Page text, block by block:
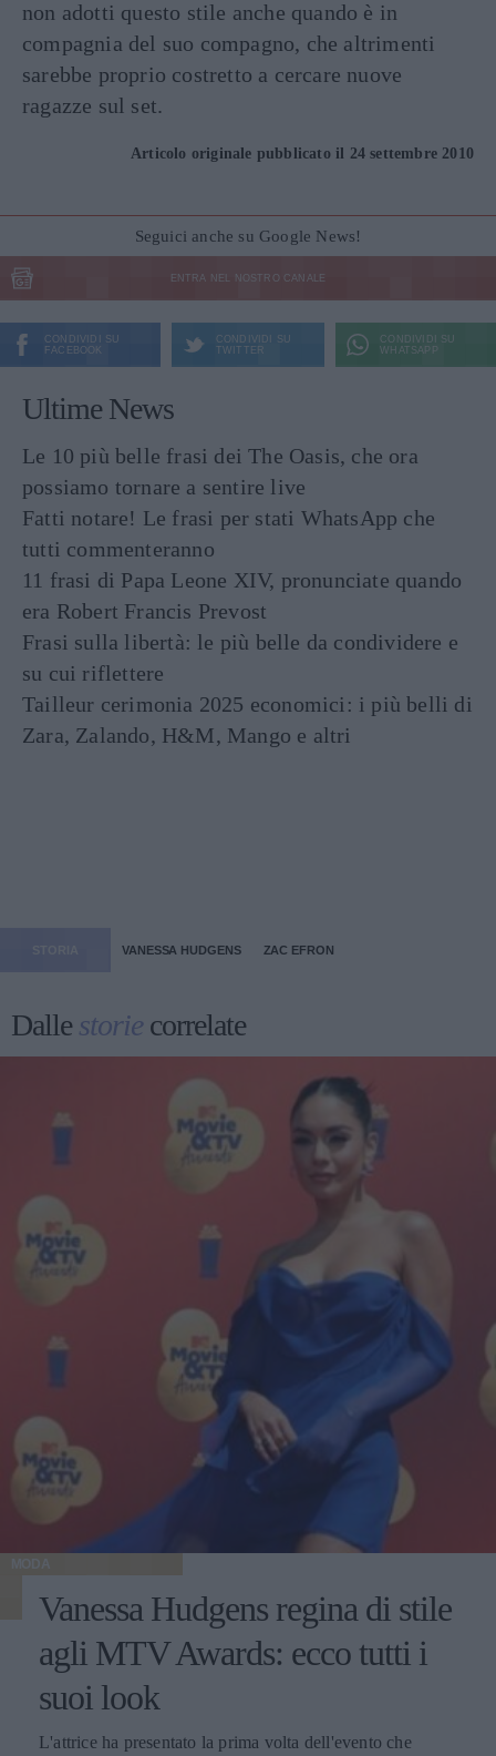
non adotti questo stile anche quando è in
compagnia del suo compagno, che altrimenti
sarebbe proprio costretto a cercare nuove
ragazze sul set.
Articolo originale pubblicato il 24 settembre 2010
Seguici anche su Google News!
ENTRA NEL NOSTRO CANALE
CONDIVIDI SU
FACEBOOK
CONDIVIDI SU
TWITTER
CONDIVIDI SU
WHATSAPP
Ultime News
Le 10 più belle frasi dei The Oasis, che ora
possiamo tornare a sentire live
Fatti notare! Le frasi per stati WhatsApp che
tutti commenteranno
11 frasi di Papa Leone XIV, pronunciate quando
era Robert Francis Prevost
Frasi sulla libertà: le più belle da condividere e
su cui riflettere
Tailleur cerimonia 2025 economici: i più belli di
Zara, Zalando, H&M, Mango e altri
VANESSA HUDGENS ZAC EFRON
Dallestorie correlate
MODA
Vanessa Hudgens regina di stile
agli MTV Awards: ecco tutti i
suoi look
L'attrice ha presentato la prima volta dell'evento che